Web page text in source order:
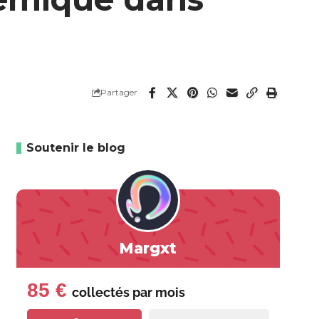
Partager
Soutenir le blog
Margxt
85 € collectés par mois